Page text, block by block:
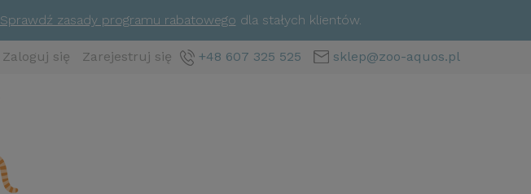
Sprawdź zasady programu rabatowego dla stałych klientów.
+48 607 325 525 sklep@zoo-aquos.pl
Zaloguj się Zarejestruj się